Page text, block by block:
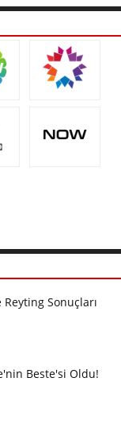
Sonuçları
Beste'si Oldu!